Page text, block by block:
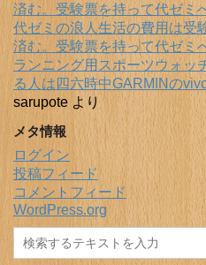
済む。受験票を持って代ゼミ
代ゼミの浪人生活の費用は受
済む。受験票を持って代ゼミ
ランニング用スポーツウォッ
る人は四六時中GARMINの
sarupote より
メタ情報
ログイン
投稿フィード
コメントフィード
WordPress.org